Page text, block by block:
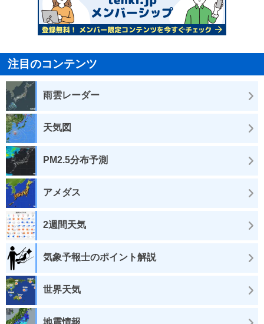
注目のコンテンツ
雨雲レーダー
天気図
PM2.5分布予測
アメダス
2週間天気
気象予報士のポイント解説
世界天気
地震情報